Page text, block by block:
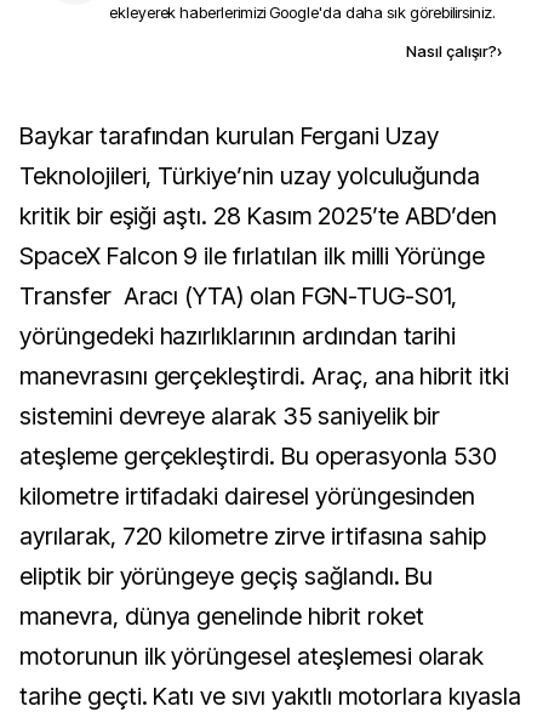
ekleyerek haberlerimizi Google'da daha sık görebilirsiniz.
Nasıl çalışır?›
Baykar tarafından kurulan Fergani Uzay
Teknolojileri, Türkiye’nin uzay yolculuğunda
kritik bir eşiği aştı. 28 Kasım 2025’te ABD’den
SpaceX Falcon 9 ile fırlatılan ilk milli Yörünge
Transfer Aracı (YTA) olan FGN-TUG-S01,
yörüngedeki hazırlıklarının ardından tarihi
manevrasını gerçekleştirdi. Araç, ana hibrit itki
sistemini devreye alarak 35 saniyelik bir
ateşleme gerçekleştirdi. Bu operasyonla 530
kilometre irtifadaki dairesel yörüngesinden
ayrılarak, 720 kilometre zirve irtifasına sahip
eliptik bir yörüngeye geçiş sağlandı. Bu
manevra, dünya genelinde hibrit roket
motorunun ilk yörüngesel ateşlemesi olarak
tarihe geçti. Katı ve sıvı yakıtlı motorlara kıyasla